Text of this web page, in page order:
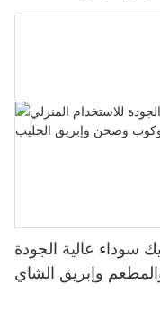
والحساء والحلويات
سوداء عالية الجودة
وإبريق الشاي